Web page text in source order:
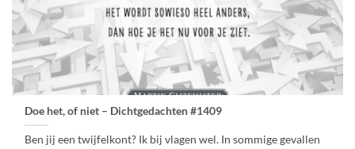
Doe het, of niet – Dichtgedachten #1409
Ben jij een twijfelkont? Ik bij vlagen wel. In sommige gevallen